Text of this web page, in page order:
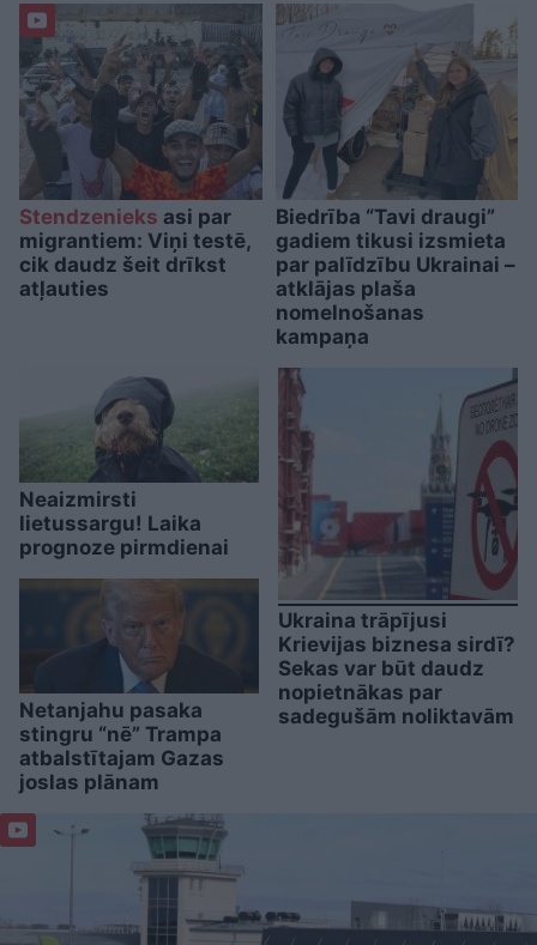
Stendzenieks asi par
migrantiem: Viņi testē,
cik daudz šeit drīkst
atļauties
Biedrība “Tavi draugi”
gadiem tikusi izsmieta
par palīdzību Ukrainai –
atklājas plaša
nomelnošanas
kampaņa
Neaizmirsti
lietussargu! Laika
prognoze pirmdienai
Netanjahu pasaka
stingru “nē” Trampa
atbalstītajam Gazas
joslas plānam
Ukraina trāpījusi
Krievijas biznesa sirdī?
Sekas var būt daudz
nopietnākas par
sadegušām noliktavām